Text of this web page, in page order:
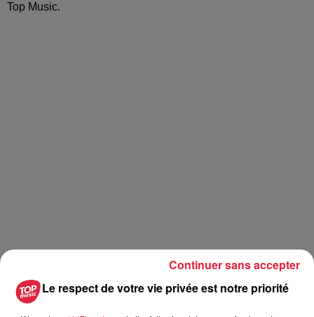
Top Music.
Le respect de votre vie privée est notre priorité
Continuer sans accepter